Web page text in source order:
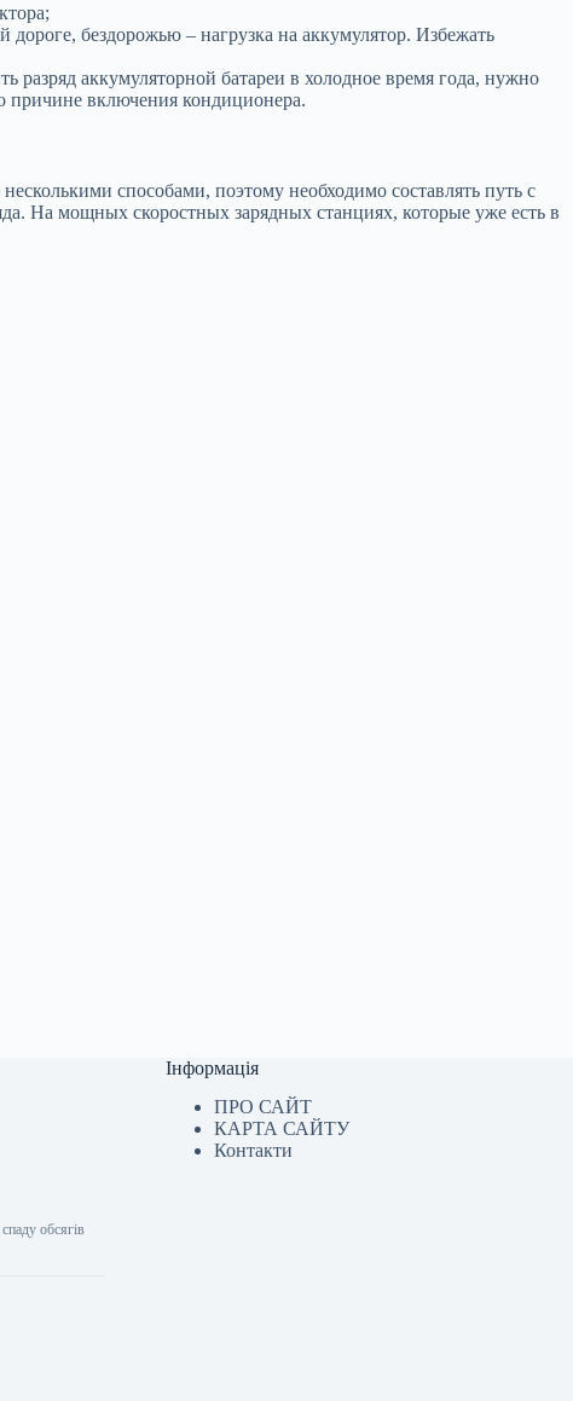
бездорожью – нагрузка на аккумулятор. Избежать
разряд аккумуляторной батареи в холодное время года, нужно
причине включения кондиционера.
способами, поэтому необходимо составлять путь с
На мощных скоростных зарядных станциях, которые уже есть в
обсягів
Інформація
ПРО САЙТ
КАРТА САЙТУ
Контакти